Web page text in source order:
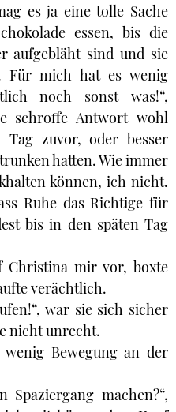
es ja eine tolle Sache
essen, bis die
aufgebläht sind und sie
Für mich hat es wenig
noch sonst was!“,
schroffe Antwort wohl
zuvor, oder besser
hatten. Wie immer
können, ich nicht.
Ruhe das Richtige für
bis in den späten Tag
Christina mir vor, boxte
verächtlich.
war sie sich sicher
nicht unrecht.
Bewegung an der
machen?“,